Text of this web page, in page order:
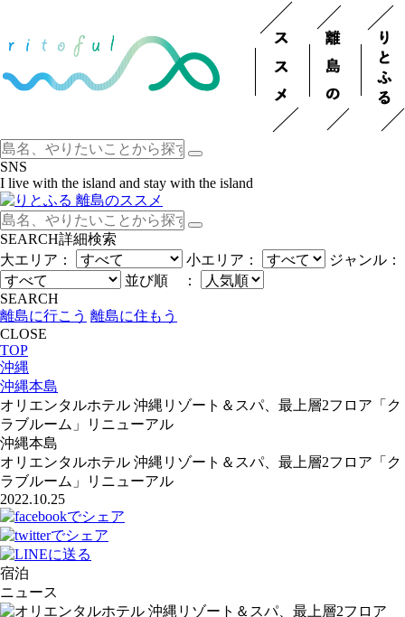
SNS
I live with the island and stay with the island
SEARCH詳細検索
大エリア：
小エリア：
ジャンル：
並び順 ：
SEARCH
離島に行こう 離島に住もう
CLOSE
TOP
沖縄
沖縄本島
オリエンタルホテル 沖縄リゾート＆スパ、最上層2フロア「ク
ラブルーム」リニューアル
沖縄本島
オリエンタルホテル 沖縄リゾート＆スパ、最上層2フロア「ク
ラブルーム」リニューアル
2022.10.25
宿泊
ニュース